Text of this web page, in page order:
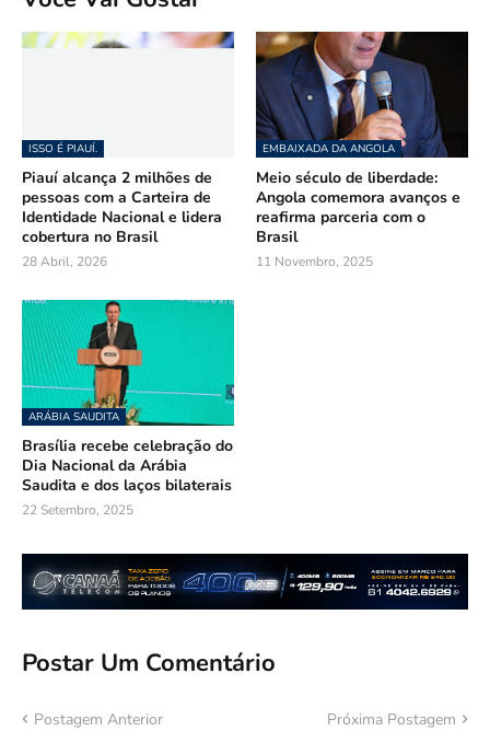
ISSO É PIAUÍ.
Piauí alcança 2 milhões de
pessoas com a Carteira de
Identidade Nacional e lidera
cobertura no Brasil
28 Abril, 2026
EMBAIXADA DA ANGOLA
Meio século de liberdade:
Angola comemora avanços e
reafirma parceria com o
Brasil
11 Novembro, 2025
ARÁBIA SAUDITA
Brasília recebe celebração do
Dia Nacional da Arábia
Saudita e dos laços bilaterais
22 Setembro, 2025
Postar Um Comentário
Postagem Anterior Próxima Postagem